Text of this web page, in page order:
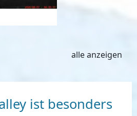
alle anzeigen
ist besonders